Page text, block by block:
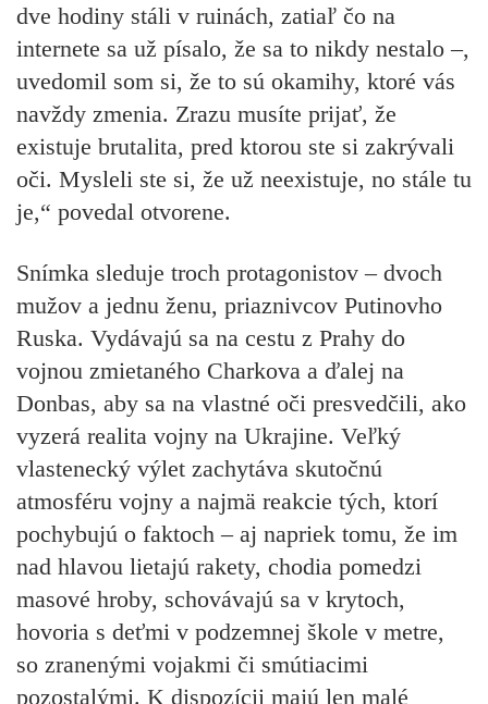
dve hodiny stáli v ruinách, zatiaľ čo na
internete sa už písalo, že sa to nikdy nestalo –,
uvedomil som si, že to sú okamihy, ktoré vás
navždy zmenia. Zrazu musíte prijať, že
existuje brutalita, pred ktorou ste si zakrývali
oči. Mysleli ste si, že už neexistuje, no stále tu
je,“ povedal otvorene.
Snímka sleduje troch protagonistov – dvoch
mužov a jednu ženu, priaznivcov Putinovho
Ruska. Vydávajú sa na cestu z Prahy do
vojnou zmietaného Charkova a ďalej na
Donbas, aby sa na vlastné oči presvedčili, ako
vyzerá realita vojny na Ukrajine. Veľký
vlastenecký výlet zachytáva skutočnú
atmosféru vojny a najmä reakcie tých, ktorí
pochybujú o faktoch – aj napriek tomu, že im
nad hlavou lietajú rakety, chodia pomedzi
masové hroby, schovávajú sa v krytoch,
hovoria s deťmi v podzemnej škole v metre,
so zranenými vojakmi či smútiacimi
pozostalými. K dispozícii majú len malé